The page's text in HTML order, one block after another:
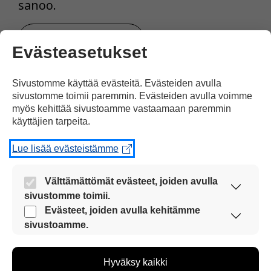
sanoo.
Jaa Facebookissa
Kommentoi
Voit kirjoittaa mielipiteesi
uutisesta
kommenttilaatikkoon.
Evästeasetukset
Sivustomme käyttää evästeitä. Evästeiden avulla
sivustomme toimii paremmin. Evästeiden avulla voimme
myös kehittää sivustoamme vastaamaan paremmin
käyttäjien tarpeita.
Lue lisää evästeistämme
Välttämättömät evästeet, joiden avulla
sivustomme toimii.
Nämä evästeet ovat aina käytössä, jotta
sivustoamme voi käyttää sujuvasti ja turvallisesti.
Evästeet, joiden avulla kehitämme
sivustoamme.
kehittää sivustoamme vastaamaan paremmin
Hyväksy kaikki